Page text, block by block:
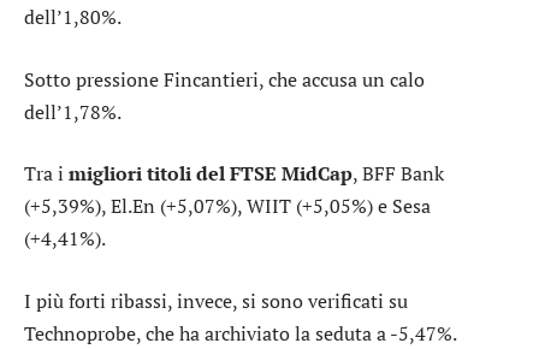
dell’1,80%.
Sotto pressioneFincantieri, che accusa un calo
dell’1,78%.
Tra i migliori titoli del FTSE MidCap,BFF Bank
(+5,39%),El.En (+5,07%),WIIT (+5,05%) e Sesa
(+4,41%).
I più forti ribassi, invece, si sono verificati su
Technoprobe, che ha archiviato la seduta a -5,47%.